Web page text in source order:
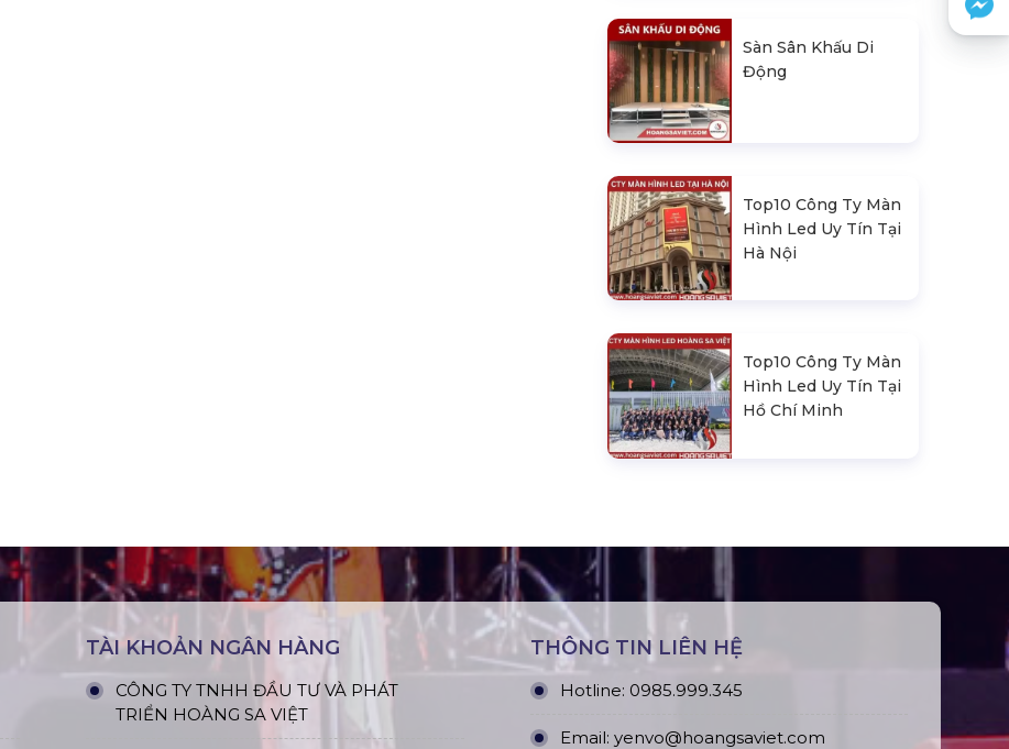
Sàn Sân Khấu Di
Động
Top10 Công Ty Màn
Hình Led Uy Tín Tại
Hà Nội
Top10 Công Ty Màn
Hình Led Uy Tín Tại
Hồ Chí Minh
TÀI KHOẢN NGÂN HÀNG
CÔNG TY TNHH ĐẦU TƯ VÀ PHÁT
TRIỂN HOÀNG SA VIỆT
THÔNG TIN LIÊN HỆ
Hotline: 0985.999.345
Email: yenvo@hoangsaviet.com